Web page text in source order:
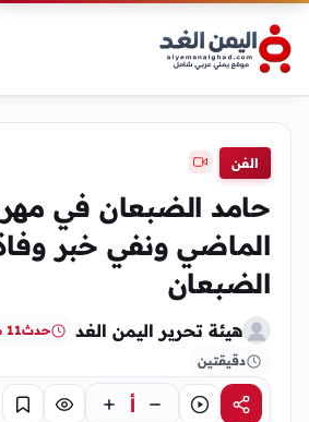
الفن
حامد الضبعان في
الماضي ونفي خبر
الضبعان
هيئة تحرير اليمن الغد حدث11 مارس، 2025
دقيقتين
مشاركةاستماع أ تركيز حفظ